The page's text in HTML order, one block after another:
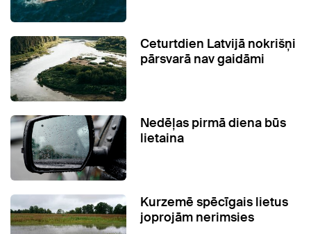
Ceturtdien Latvijā nokrišņi
pārsvarā nav gaidāmi
Nedēļas pirmā diena būs
lietaina
Kurzemē spēcīgais lietus
joprojām nerimsies